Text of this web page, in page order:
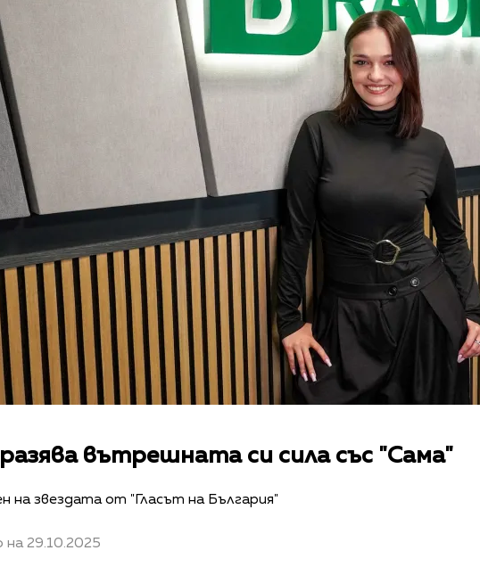
вътрешната си сила със "Сама"
на звездата от "Гласът на България"
на 29.10.2025